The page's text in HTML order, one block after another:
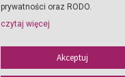
prywatności oraz RODO.
czytaj więcej
Akceptuj